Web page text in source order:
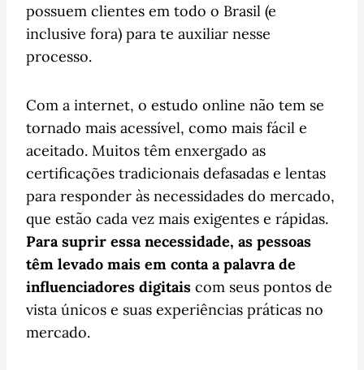
possuem clientes em todo o Brasil (e
inclusive fora) para te auxiliar nesse
processo.
Com a internet, o estudo online não tem se
tornado mais acessível, como mais fácil e
aceitado. Muitos têm enxergado as
certificações tradicionais defasadas e lentas
para responder às necessidades do mercado,
que estão cada vez mais exigentes e rápidas.
Para suprir essa necessidade, as pessoas
têm levado mais em conta a palavra de
influenciadores digitais com seus pontos de
vista únicos e suas experiências práticas no
mercado.